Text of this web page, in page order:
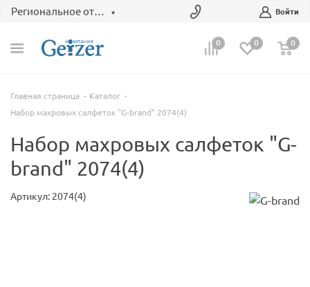
Региональное отделение Войти
0 0 0
Главная страница
Каталог
Набор махровых салфеток "G-brand" 2074(4)
Набор махровых салфеток "G-
brand" 2074(4)
Артикул: 2074(4)